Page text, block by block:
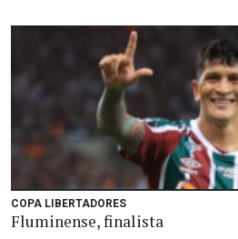
COPA LIBERTADORES
Fluminense, finalista